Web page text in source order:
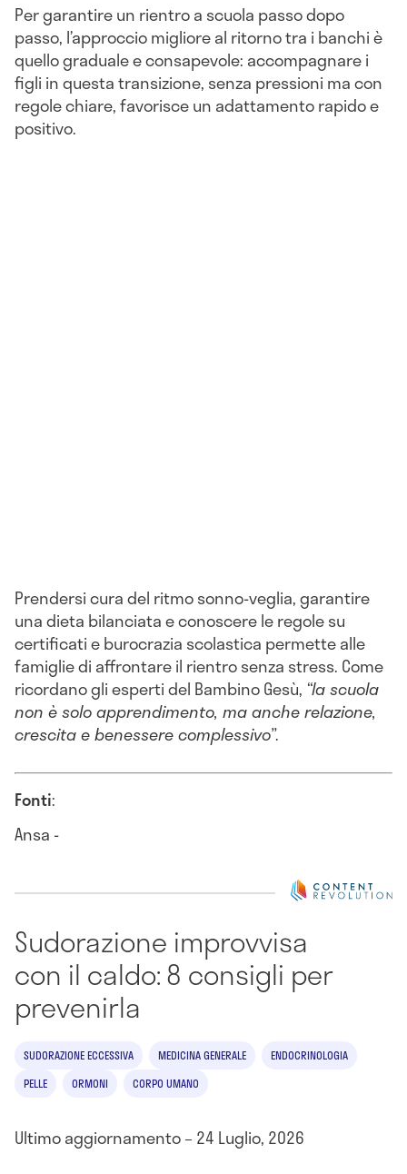
Per garantire un rientro a scuola passo dopo
passo, l’approccio migliore al ritorno tra i banchi è
quello graduale e consapevole: accompagnare i
figli in questa transizione, senza pressioni ma con
regole chiare, favorisce un adattamento rapido e
positivo.
Prendersi cura del ritmo sonno-veglia, garantire
una dieta bilanciata e conoscere le regole su
certificati e burocrazia scolastica permette alle
famiglie di affrontare il rientro senza stress. Come
ricordano gli esperti del Bambino Gesù, “la scuola
non è solo apprendimento, ma anche relazione,
crescita e benessere complessivo”.
Fonti:
Ansa -
Sudorazione improvvisa
con il caldo: 8 consigli per
prevenirla
SUDORAZIONE ECCESSIVA MEDICINA GENERALE
ENDOCRINOLOGIA
PELLE
ORMONI CORPO UMANO
Ultimo aggiornamento – 24 Luglio, 2026